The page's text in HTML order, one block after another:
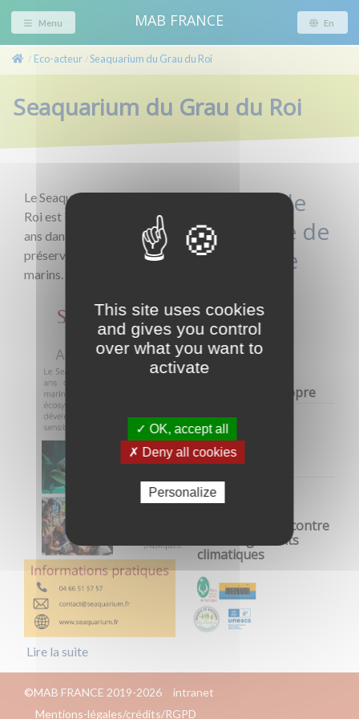
Menu MAB FRANCE En
/ Eco-acteur /Seaquarium du Grau du Roi
Seaquarium du Grau du Roi
Le Seaquarium du Grau du
Roi est impliqué depuis 20
ans dans des actions de
préservation des fonds
marins.
Lire la suite
Réserve de
biosphère de
Camargue
Rhône)
ODD 6 - Eau propre
ODD 14 - Vie
aquatique
ODD 13 - Lutte contre
les changements
climatiques
©MAB FRANCE 2019-2026
intranet
Mentions-légales/crédits/RGPD
This site uses cookies
and gives you control
over what you want to
activate
✓ OK, accept all
✗ Deny all cookies
Personalize